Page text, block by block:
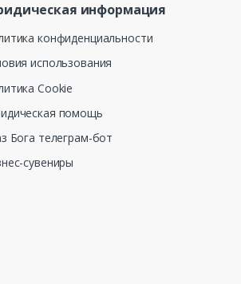
информация
конфиденциальности
использования
Cookie
помощь
Бога телеграм-бот
сувениры